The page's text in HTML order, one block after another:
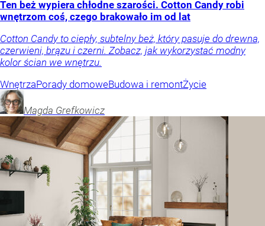
Ten beż wypiera chłodne szarości. Cotton Candy robi
wnętrzom coś, czego brakowało im od lat
Cotton Candy to ciepły, subtelny beż, który pasuje do drewna,
czerwieni, brązu i czerni. Zobacz, jak wykorzystać modny
kolor ścian we wnętrzu.
WnętrzaPorady domoweBudowa i remontŻycie
Magda Grefkowicz